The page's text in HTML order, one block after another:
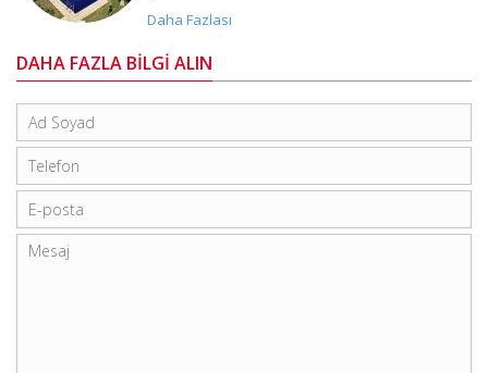
Daha Fazlası
DAHA FAZLA BİLGİ ALIN